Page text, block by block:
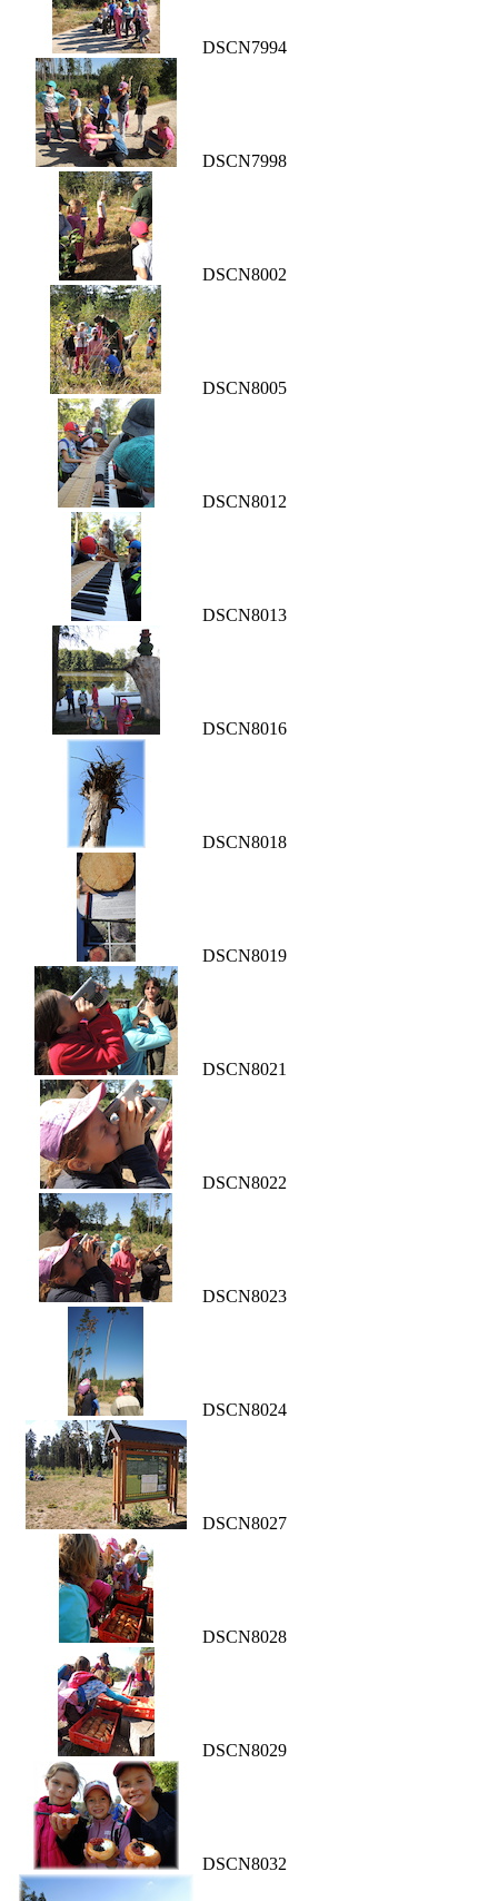
DSCN7994
DSCN7998
DSCN8002
DSCN8005
DSCN8012
DSCN8013
DSCN8016
DSCN8018
DSCN8019
DSCN8021
DSCN8022
DSCN8023
DSCN8024
DSCN8027
DSCN8028
DSCN8029
DSCN8032